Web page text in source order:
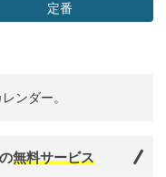
定番
ンダー。
無料サービス